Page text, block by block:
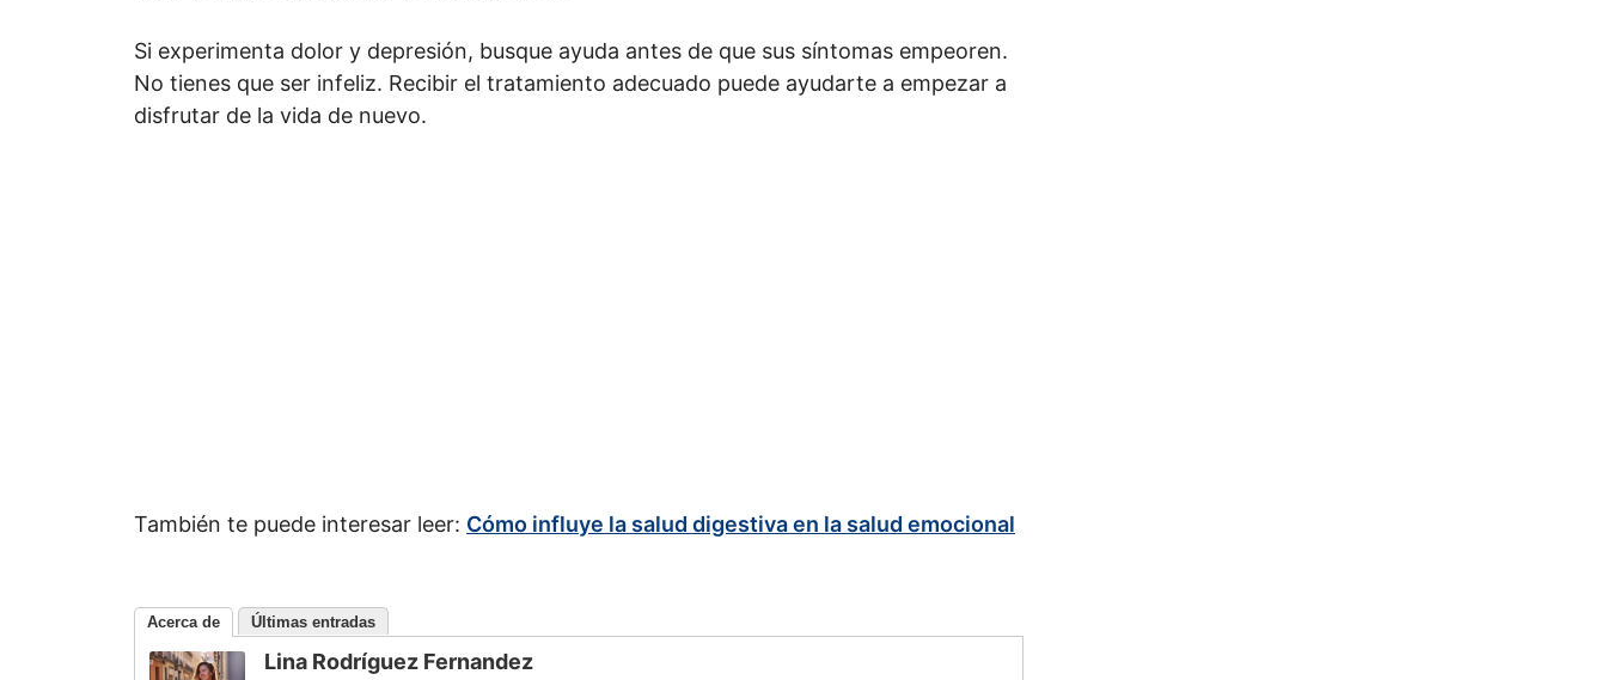
Si experimenta dolor y depresión, busque ayuda antes de que sus síntomas empeoren.
No tienes que ser infeliz. Recibir el tratamiento adecuado puede ayudarte a empezar a
disfrutar de la vida de nuevo.
También te puede interesar leer: Cómo influye la salud digestiva en la salud emocional
Acerca de Últimas entradas
Lina Rodríguez Fernandez